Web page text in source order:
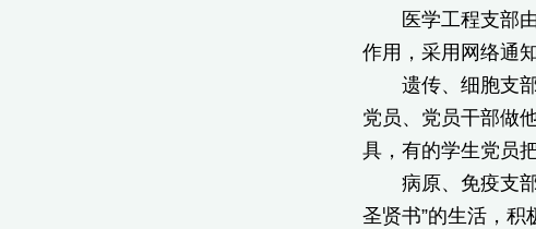
医学工程支部由
作用，采用网络通
遗传、细胞支部
党员、党员干部做
具，有的学生党员
病原、免疫支部
圣贤书”的生活，积